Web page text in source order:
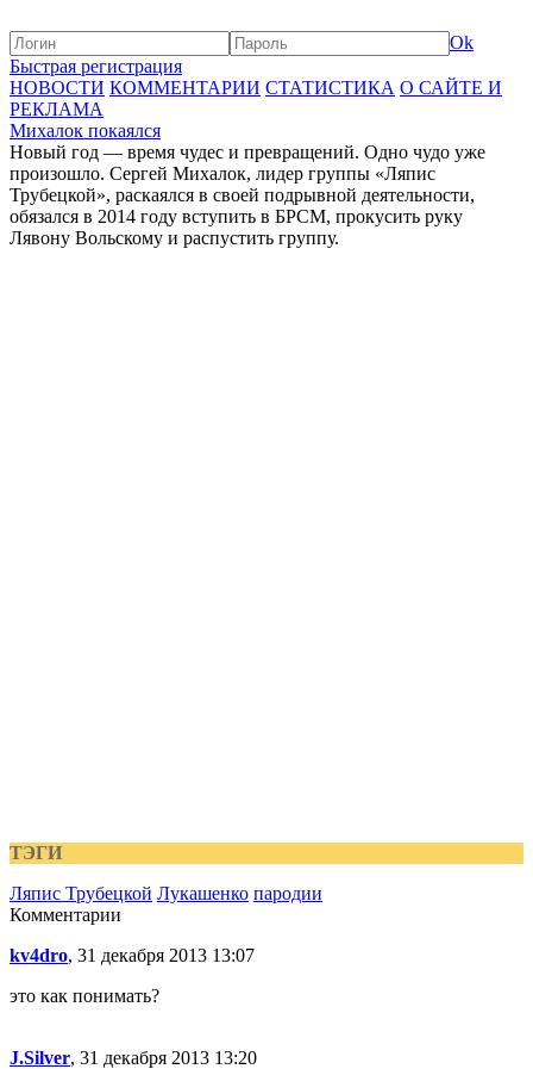
Ok
Быстрая регистрация
НОВОСТИ КОММЕНТАРИИ СТАТИСТИКА О САЙТЕ И
РЕКЛАМА
Михалок покаялся
Новый год — время чудес и превращений. Одно чудо уже
произошло. Сергей Михалок, лидер группы «Ляпис
Трубецкой», раскаялся в своей подрывной деятельности,
обязался в 2014 году вступить в БРСМ, прокусить руку
Лявону Вольскому и распустить группу.
ТЭГИ
Ляпис Трубецкой Лукашенко пародии
Комментарии
kv4dro, 31 декабря 2013 13:07
это как понимать?
J.Silver, 31 декабря 2013 13:20